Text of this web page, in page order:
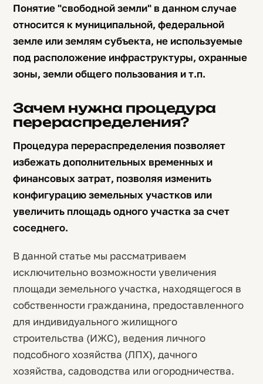
Понятие "свободной земли" в данном случае
относится к муниципальной, федеральной
земле или землям субъекта, не используемые
под расположение инфраструктуры, охранные
зоны, земли общего пользования и т.п.
Зачем нужна процедура
перераспределения?
Процедура перераспределения позволяет
избежать дополнительных временных и
финансовых затрат, позволяя изменить
конфигурацию земельных участков или
увеличить площадь одного участка за счет
соседнего.
В данной статье мы рассматриваем
исключительно возможности увеличения
площади земельного участка, находящегося в
собственности гражданина, предоставленного
для индивидуального жилищного
строительства (ИЖС), ведения личного
подсобного хозяйства (ЛПХ), дачного
хозяйства, садоводства или огородничества.